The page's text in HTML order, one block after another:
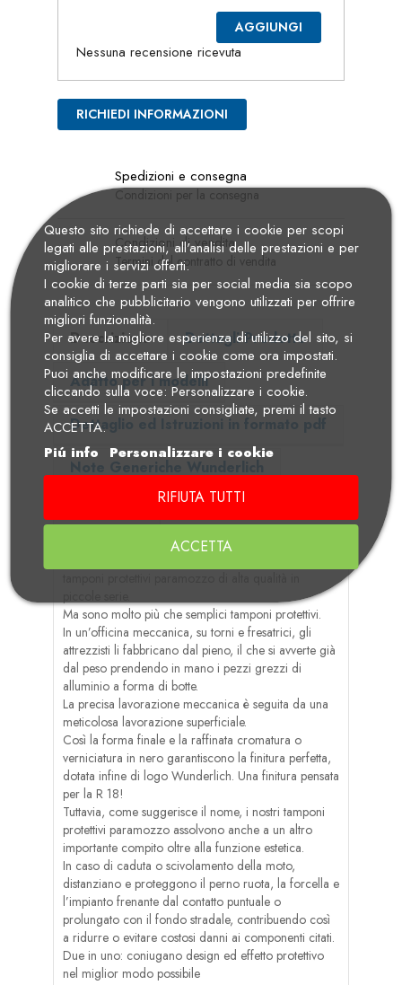
AGGIUNGI
Nessuna recensione ricevuta
RICHIEDI INFORMAZIONI
Spedizioni e consegna
Condizioni per la consegna
Condizioni di vendita
Termini del contratto di vendita
Descrizione Dettagli Prodotto
Adatto per i modelli
Dettaglio ed Istruzioni in formato pdf
Note Generiche Wunderlich
Ma sono molto più che semplici tamponi protettivi.
In un’officina meccanica, su torni e fresatrici, gli
attrezzisti li fabbricano dal pieno, il che si avverte già
dal peso prendendo in mano i pezzi grezzi di
alluminio a forma di botte.
La precisa lavorazione meccanica è seguita da una
meticolosa lavorazione superficiale.
Così la forma finale e la raffinata cromatura o
verniciatura in nero garantiscono la finitura perfetta,
dotata infine di logo Wunderlich. Una finitura pensata
per la R 18!
Tuttavia, come suggerisce il nome, i nostri tamponi
protettivi paramozzo assolvono anche a un altro
importante compito oltre alla funzione estetica.
In caso di caduta o scivolamento della moto,
distanziano e proteggono il perno ruota, la forcella e
l’impianto frenante dal contatto puntuale o
prolungato con il fondo stradale, contribuendo così
a ridurre o evitare costosi danni ai componenti citati.
Due in uno: coniugano design ed effetto protettivo
nel miglior modo possibile
Questo sito richiede di accettare i cookie per scopi
legati alle prestazioni, all'analisi delle prestazioni e per
migliorare i servizi offerti.
I cookie di terze parti sia per social media sia scopo
analitico che pubblicitario vengono utilizzati per offrire
migliori funzionalità.
Per avere la migliore esperienza di utilizzo del sito, si
consiglia di accettare i cookie come ora impostati.
Puoi anche modificare le impostazioni predefinite
cliccando sulla voce: Personalizzare i cookie.
Se accetti le impostazioni consigliate, premi il tasto
ACCETTA.
Piú info
Personalizzare i cookie
RIFIUTA TUTTI
ACCETTA